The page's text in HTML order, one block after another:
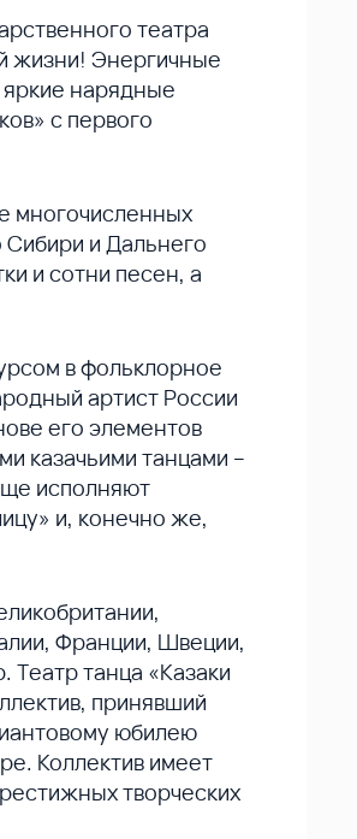
театра
жизни! Энергичные
нарядные
с первого
многочисленных
Сибири и Дальнего
и сотни песен, а
в фольклорное
артист России
его элементов
казачьими танцами –
исполняют
и, конечно же,
Франции, Швеции,
танца «Казаки
принявший
юбилею
Коллектив имеет
творческих